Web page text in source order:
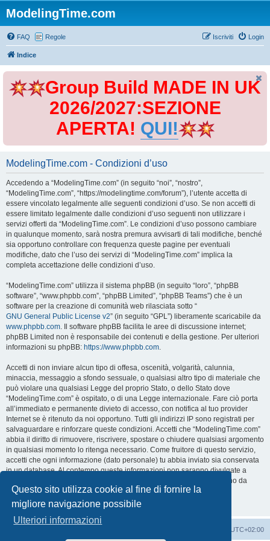
Questo sito utilizza cookie al fine di fornire la
migliore navigazione possibile
Ulteriori informazioni
ModelingTime.com
FAQ Regole Login
Iscriviti
Indice
Group Build MADE IN UK
2026/2027:SEZIONE
APERTA! QUI!
ModelingTime.com - Condizioni d’uso
Accedendo a “ModelingTime.com” (in seguito “noi”, “nostro”,
“ModelingTime.com”, “https://modelingtime.com/forum”), l’utente accetta di
essere vincolato legalmente alle seguenti condizioni d’uso. Se non accetti di
essere limitato legalmente dalle condizioni d’uso seguenti non utilizzare i
servizi offerti da “ModelingTime.com”. Le condizioni d’uso possono cambiare
in qualunque momento, sarà nostra premura avvisarti di tali modifiche, benché
sia opportuno controllare con frequenza queste pagine per eventuali
modifiche, dato che l’uso dei servizi di “ModelingTime.com” implica la
completa accettazione delle condizioni d’uso.
“ModelingTime.com” utilizza il sistema phpBB (in seguito “loro”, “phpBB
software”, “www.phpbb.com”, “phpBB Limited”, “phpBB Teams”) che è un
software per la creazione di comunità web rilasciata sotto “
GNU General Public License v2” (in seguito “GPL”) liberamente scaricabile da
www.phpbb.com. Il software phpBB facilita le aree di discussione internet;
phpBB Limited non è responsabile dei contenuti e della gestione. Per ulteriori
informazioni su phpBB: https://www.phpbb.com.
Accetti di non inviare alcun tipo di offesa, oscenità, volgarità, calunnia,
minaccia, messaggio a sfondo sessuale, o qualsiasi altro tipo di materiale che
può violare una qualsiasi Legge del proprio Stato, o dello Stato dove
“ModelingTime.com” è ospitato, o di una Legge internazionale. Fare ciò porta
all’immediato e permanente divieto di accesso, con notifica al tuo provider
Internet se è ritenuto da noi opportuno. Tutti gli indirizzi IP sono registrati per
salvaguardare e rinforzare queste condizioni. Accetti che “ModelingTime.com”
abbia il diritto di rimuovere, riscrivere, spostare o chiudere qualsiasi argomento
in qualsiasi momento lo ritenga necessario. Come fruitore di questo servizio,
accetti che ogni informazione (dato personale) tu abbia inviato sia conservata
in un database. Al contempo queste informazioni non saranno divulgate a
nessuno senza il tuo consenso, né “ModelingTime.com” o phpBB sono da
ritenersi responsabili per qualsiasi violazione al sistema che possa
compromettere queste informazioni.
UTC+02:00